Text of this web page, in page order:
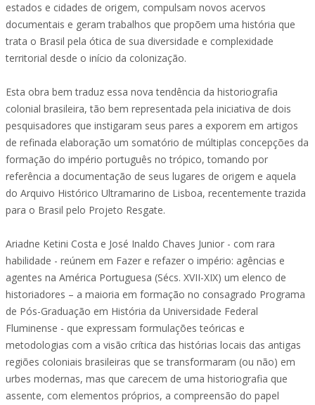
estados e cidades de origem, compulsam novos acervos
documentais e geram trabalhos que propõem uma história que
trata o Brasil pela ótica de sua diversidade e complexidade
territorial desde o início da colonização.
Esta obra bem traduz essa nova tendência da historiografia
colonial brasileira, tão bem representada pela iniciativa de dois
pesquisadores que instigaram seus pares a exporem em artigos
de refinada elaboração um somatório de múltiplas concepções da
formação do império português no trópico, tomando por
referência a documentação de seus lugares de origem e aquela
do Arquivo Histórico Ultramarino de Lisboa, recentemente trazida
para o Brasil pelo Projeto Resgate.
Ariadne Ketini Costa e José Inaldo Chaves Junior - com rara
habilidade - reúnem em Fazer e refazer o império: agências e
agentes na América Portuguesa (Sécs. XVII-XIX) um elenco de
historiadores – a maioria em formação no consagrado Programa
de Pós-Graduação em História da Universidade Federal
Fluminense - que expressam formulações teóricas e
metodologias com a visão crítica das histórias locais das antigas
regiões coloniais brasileiras que se transformaram (ou não) em
urbes modernas, mas que carecem de uma historiografia que
assente, com elementos próprios, a compreensão do papel